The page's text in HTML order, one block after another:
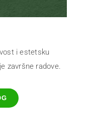
i estetsku
završne radove.